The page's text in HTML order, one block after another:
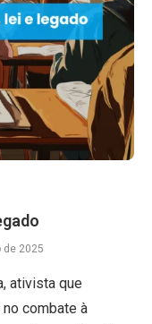
de 2025
ativista que
combate à